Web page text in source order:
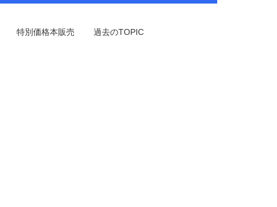
特別価格本販売 過去のTOPIC